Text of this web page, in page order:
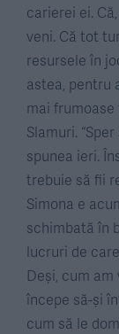
carierei ei.
veni. Că tot
resursele în
astea, pentru
mai
Slamuri.
spunea ieri.
trebuie să fii
Simona e
schimbată în
lucruri de
Deși, cum
începe să-și
cum să le